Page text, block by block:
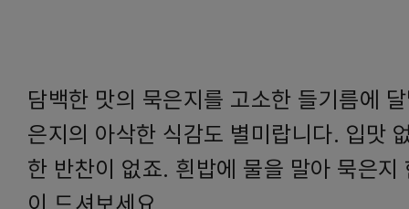
담백한 맛의 묵은지를 고소한 들기름에
은지의 아삭한 식감도 별미랍니다. 입맛
한 반찬이 없죠. 흰밥에 물을 말아 묵은지
이 드셔보세요.